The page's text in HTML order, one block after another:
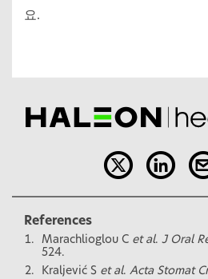
요.
References
Marachlioglou C et al. J Oral
524.
Kraljević S et al. Acta Stomat